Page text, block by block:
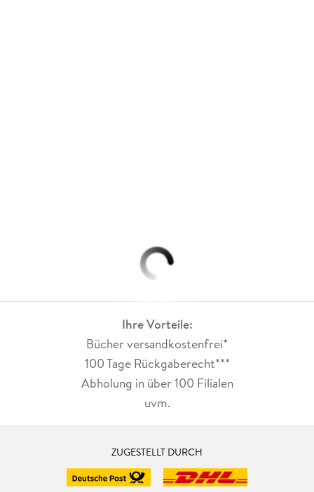
Ihre Vorteile:
Bücher versandkostenfrei*
100 Tage Rückgaberecht***
Abholung in über 100 Filialen
uvm.
ZUGESTELLT DURCH